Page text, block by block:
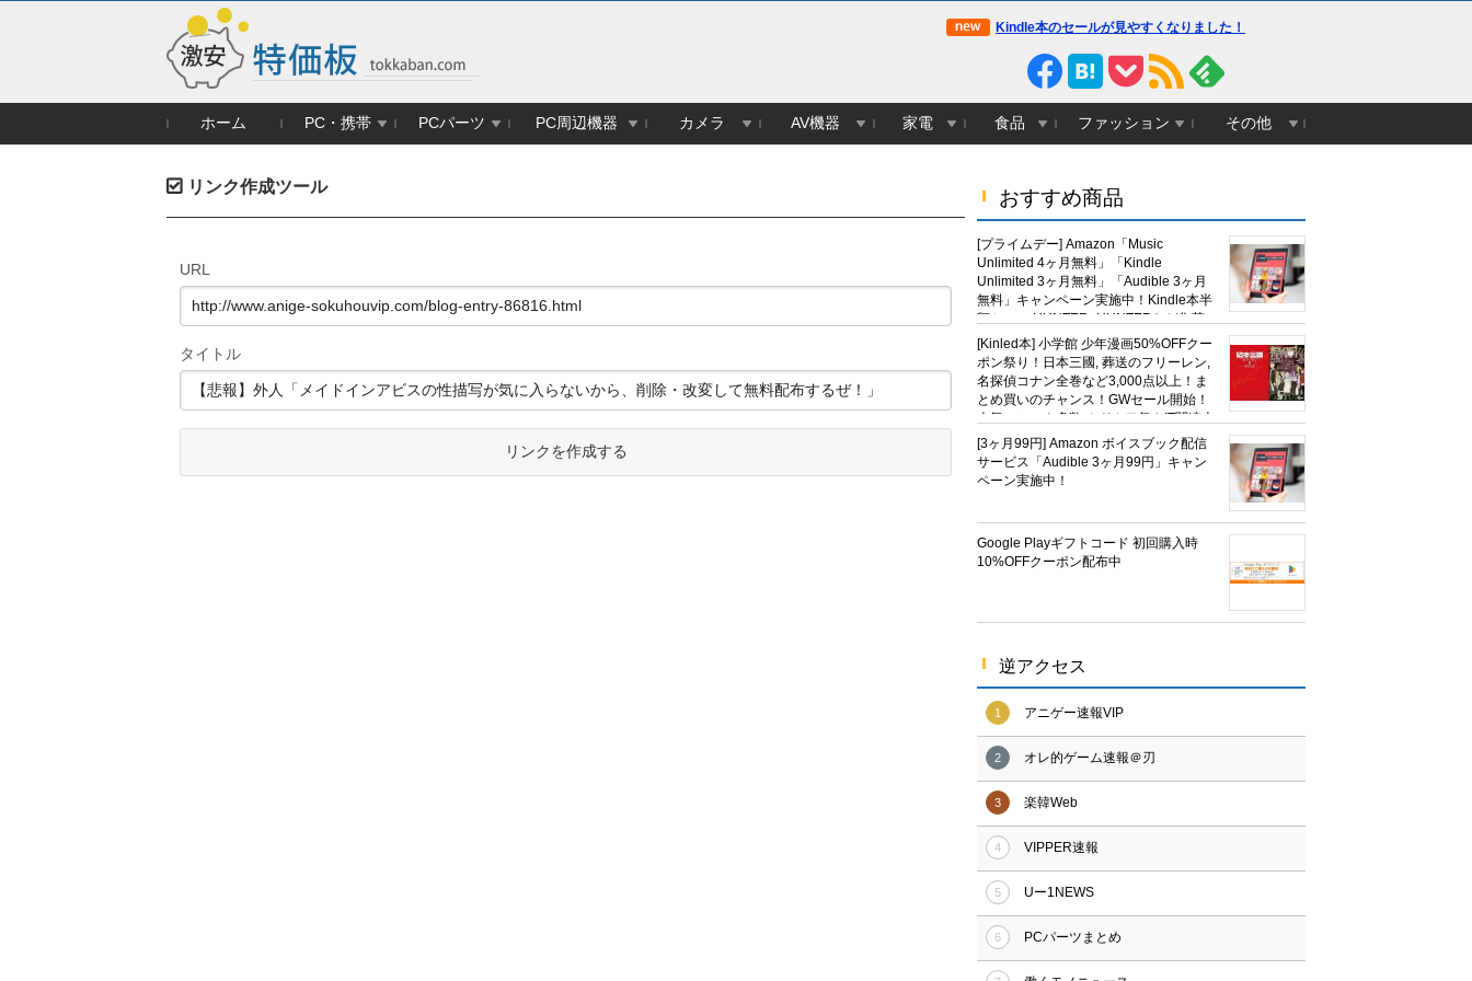
Kindle本のセールが見やすくなりました！
ホーム PC・携帯 PCパーツ PC周辺機器 カメラ AV機器 家電 食品 ファッション その他
おすすめ商品
[プライムデー] Amazon「Music
Unlimited 4ヶ月無料」「Kindle
Unlimited 3ヶ月無料」「Audible 3ヶ月
無料」キャンペーン実施中！Kindle本半
額セール HUNTER×HUNTERなど集英
社、無職転生,幼女戦記など
KADOKAWA、キャプテン翼100円セー
ルも！
[Kinled本] 小学館 少年漫画50%OFFクー
ポン祭り！日本三國, 葬送のフリーレン,
名探偵コナン全巻など3,000点以上！ま
とめ買いのチャンス！GWセール開始！
人気コミック多数 カドカワ祭やIT関連本
がセールに！
[3ヶ月99円] Amazon ボイスブック配信
サービス「Audible 3ヶ月99円」キャン
ペーン実施中！
Google Playギフトコード 初回購入時
10%OFFクーポン配布中
逆アクセス
1 アニゲー速報VIP
2 オレ的ゲーム速報＠刃
3 楽韓Web
4 VIPPER速報
5 Uー1NEWS
6 PCパーツまとめ
リンク作成ツール
URL
タイトル
リンクを作成する